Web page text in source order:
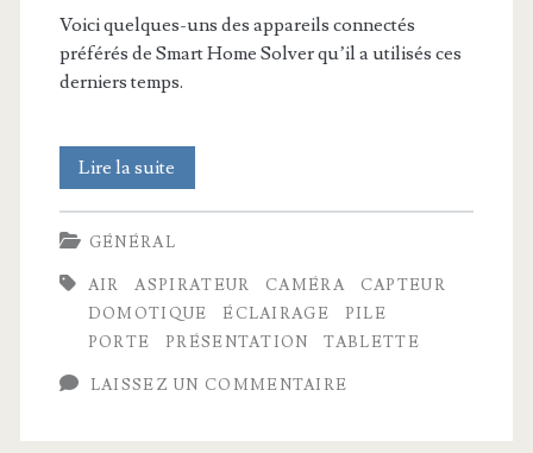
Voici quelques-uns des appareils connectés
préférés de Smart Home Solver qu’il a utilisés ces
derniers temps.
Lire la suite
appareils
connectés
géniaux
dont
vous
GÉNÉRAL
AIR ASPIRATEUR CAMÉRA
CAPTEUR
DOMOTIQUE
ÉCLAIRAGE
PILE
PORTE
PRÉSENTATION TABLETTE
LAISSEZ UN COMMENTAIRE